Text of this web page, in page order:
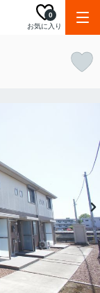
お気に入り
0